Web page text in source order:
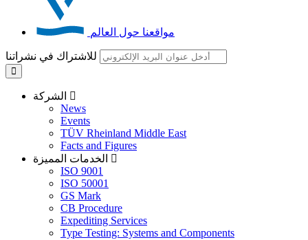
مواقعنا حول العالم
للاشتراك في نشراتنا
News
Events
TÜV Rheinland Middle East
Facts and Figures
ISO 9001
ISO 50001
GS Mark
CB Procedure
Expediting Services
Type Testing: Systems and Components